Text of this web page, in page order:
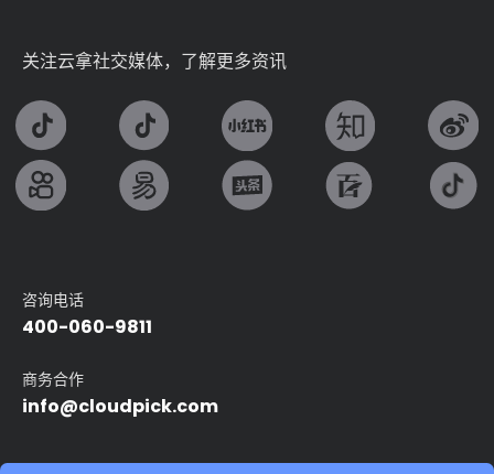
关注云拿社交媒体，了解更多资讯
咨询电话
400-060-9811
商务合作
info@cloudpick.com